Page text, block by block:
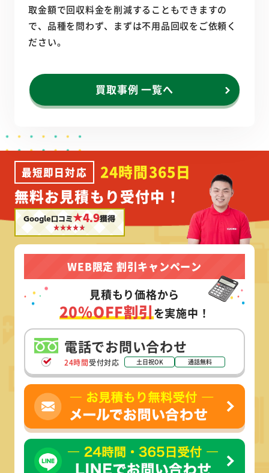
取金額で回収料金を削減することもできますの
で、品種を問わず、まずは不用品回収をご依頼く
ださい。
買取事例 一覧へ
最短即日対応
24時間365日
無料お見積もり受付中！
Google口コミ★4.9獲得
WEB限定 割引キャンペーン
見積もり価格から
20%OFF割引を実施中！
電話でお問い合わせ
24時間受付対応 土日祝OK 通話無料